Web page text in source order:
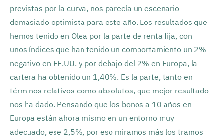
previstas por la curva, nos parecía un escenario
demasiado optimista para este año. Los resultados que
hemos tenido en Olea por la parte de renta fija, con
unos índices que han tenido un comportamiento un 2%
negativo en EE.UU. y por debajo del 2% en Europa, la
cartera ha obtenido un 1,40%. Es la parte, tanto en
términos relativos como absolutos, que mejor resultado
nos ha dado. Pensando que los bonos a 10 años en
Europa están ahora mismo en un entorno muy
adecuado, ese 2,5%, por eso miramos más los tramos